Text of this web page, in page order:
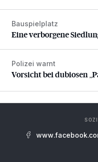
Eine verborgene
Bauspielplatz
Eine verborgene
Vorsicht bei dubiosen
Polizei warnt
Vorsicht bei dubiosen